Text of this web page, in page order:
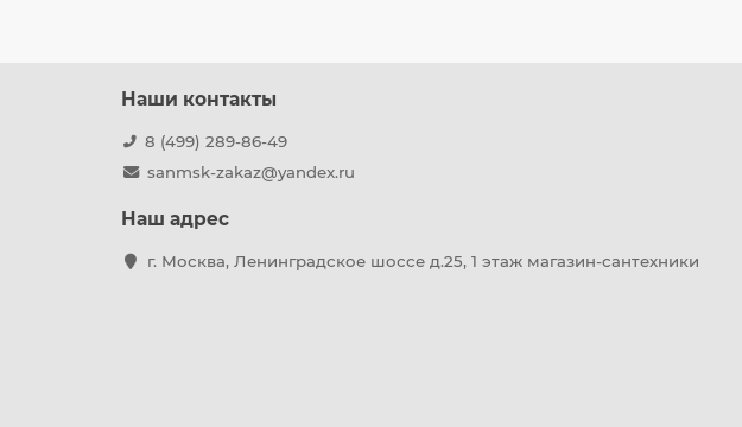
Наши контакты
8 (499) 289-86-49
sanmsk-zakaz@yandex.ru
Наш адрес
г. Москва, Ленинградское шоссе д.25, 1 этаж магазин-сантехники